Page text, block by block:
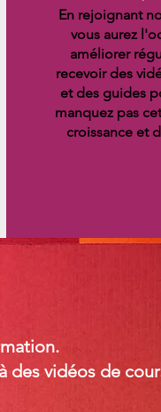
En rejoignant
vous aurez
améliorer
recevoir des
et des guides
manquez pas
croissance et
des vidéos de